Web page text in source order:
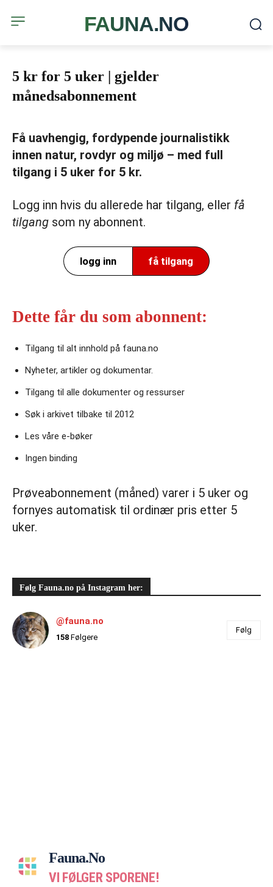
FAUNA.NO
5 kr for 5 uker | gjelder
månedsabonnement
Få uavhengig, fordypende journalistikk
innen natur, rovdyr og miljø – med full
tilgang i 5 uker for 5 kr.
Logg inn hvis du allerede har tilgang, eller få
tilgang som ny abonnent.
logg inn få tilgang
Dette får du som abonnent:
Tilgang til alt innhold på fauna.no
Nyheter, artikler og dokumentar.
Tilgang til alle dokumenter og ressurser
Søk i arkivet tilbake til 2012
Les våre e‑bøker
Ingen binding
Prøveabonnement (måned) varer i 5 uker og
fornyes automatisk til ordinær pris etter 5
uker.
Følg Fauna.no på Instagram her:
@fauna.no
158 Følgere
Følg
Fauna.no
VI FØLGER SPORENE!